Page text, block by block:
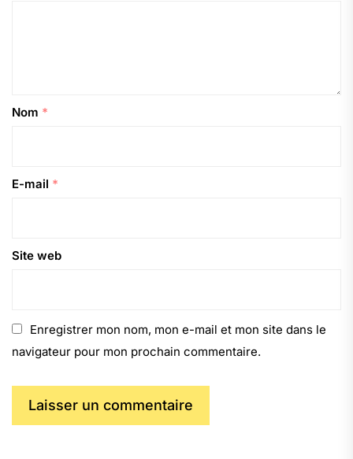
Nom *
E-mail *
Site web
Enregistrer mon nom, mon e-mail et mon site dans le
navigateur pour mon prochain commentaire.